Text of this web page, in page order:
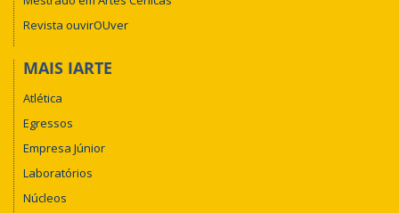
Revista ouvirOUver
MAIS IARTE
Atlética
Egressos
Empresa Júnior
Laboratórios
Núcleos